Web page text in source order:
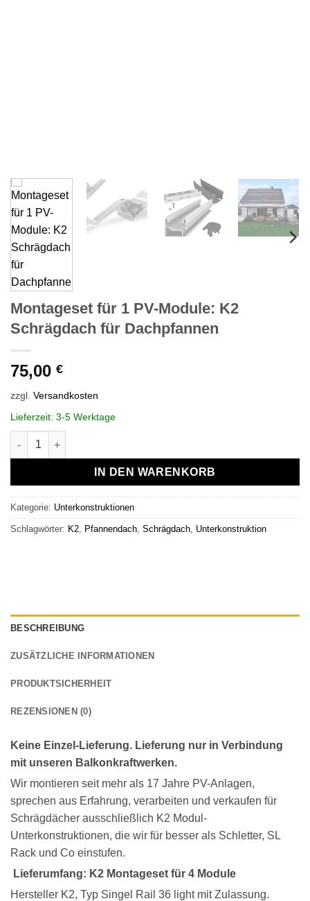
Montageset für 1 PV-Module: K2
Schrägdach für Dachpfannen
75,00 €
zzgl. Versandkosten
Lieferzeit: 3-5 Werktage
Montageset für 1 PV-Module: K2 Schrägdach für Dachpfannen
IN DEN WARENKORB
Kategorie: Unterkonstruktionen
Schlagwörter: K2, Pfannendach, Schrägdach, Unterkonstruktion
BESCHREIBUNG
ZUSÄTZLICHE INFORMATIONEN
PRODUKTSICHERHEIT
REZENSIONEN (0)
Keine Einzel-Lieferung. Lieferung nur in Verbindung
mit unseren Balkonkraftwerken.
Wir montieren seit mehr als 17 Jahre PV-Anlagen,
sprechen aus Erfahrung, verarbeiten und verkaufen für
Schrägdächer ausschließlich K2 Modul-
Unterkonstruktionen, die wir für besser als Schletter, SL
Rack und Co einstufen.
Lieferumfang: K2 Montageset für 4 Module
Hersteller K2, Typ Singel Rail 36 light mit Zulassung.